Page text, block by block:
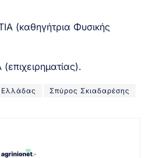
(καθηγήτρια Φυσικής
Ελλάδας Σπύρος Σκιαδαρέσης